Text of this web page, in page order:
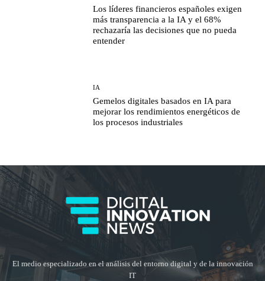
Los líderes financieros españoles exigen
más transparencia a la IA y el 68%
rechazaría las decisiones que no pueda
entender
IA
Gemelos digitales basados en IA para
mejorar los rendimientos energéticos de
los procesos industriales
El medio especializado en el análisis del entorno digital y de la innovación
IT